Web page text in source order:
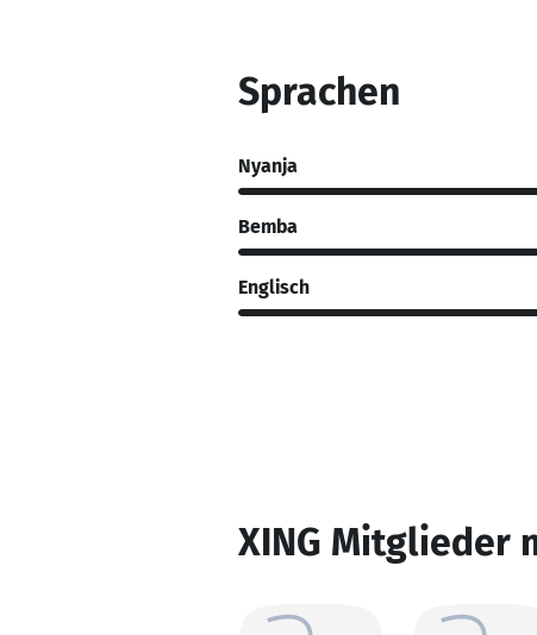
Sprachen
Nyanja
Bemba
Englisch
XING Mitglieder